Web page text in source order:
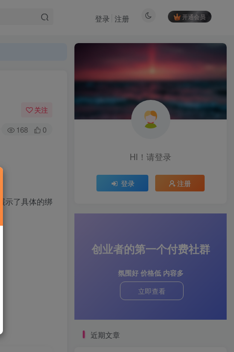
开通会员
登录 注册
关注
168 0
示了具体的绑
HI！请登录
登录 注册
创业者的第一个付费社群
氛围好 价格低 内容多
立即查看
近期文章